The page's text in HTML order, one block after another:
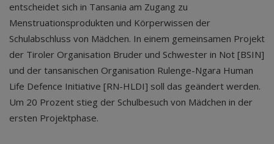
entscheidet sich in Tansania am Zugang zu
Menstruationsprodukten und Körperwissen der
Schulabschluss von Mädchen. In einem gemeinsamen Projekt
der Tiroler Organisation Bruder und Schwester in Not [BSIN]
und der tansanischen Organisation Rulenge-Ngara Human
Life Defence Initiative [RN-HLDI] soll das geändert werden.
Um 20 Prozent stieg der Schulbesuch von Mädchen in der
ersten Projektphase.